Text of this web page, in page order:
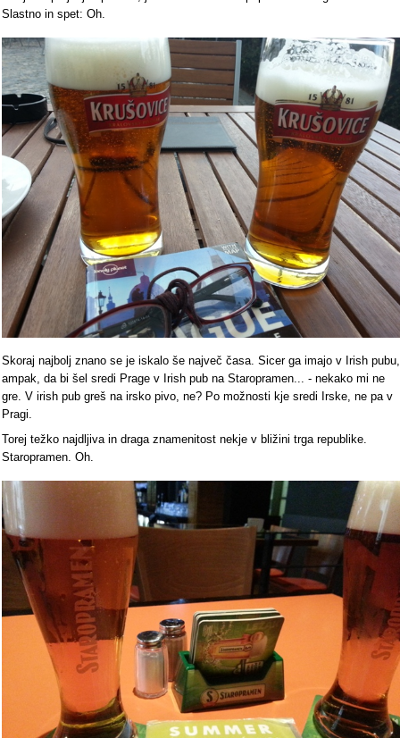
Slastno in spet: Oh.
Skoraj najbolj znano se je iskalo še največ časa. Sicer ga imajo v Irish pubu,
ampak, da bi šel sredi Prage v Irish pub na Staropramen... - nekako mi ne
gre. V irish pub greš na irsko pivo, ne? Po možnosti kje sredi Irske, ne pa v
Pragi.
Torej težko najdljiva in draga znamenitost nekje v bližini trga republike.
Staropramen. Oh.